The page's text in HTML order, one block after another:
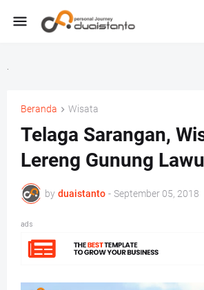
Beranda Wisata
Telaga Sarangan,
Lereng Gunung Lawu
by duaistanto - September 05, 2018
ads